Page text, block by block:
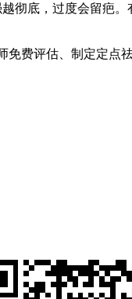
彻底，过度会留疤
费评估、制定定点